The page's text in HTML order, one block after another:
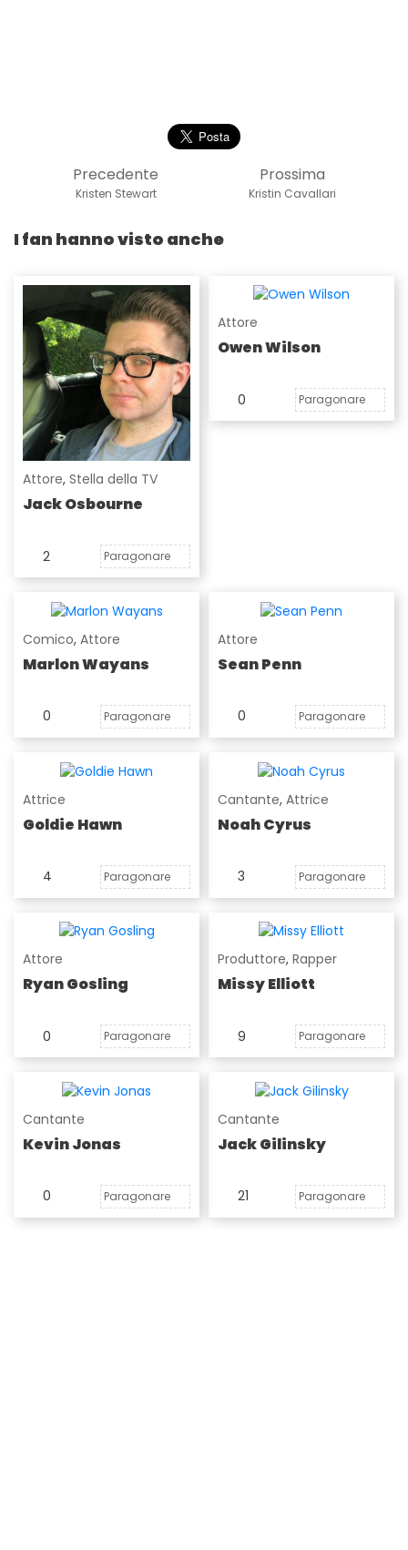
Prossima
Kristin Cavallari
Precedente
Kristen Stewart
I fan hanno visto anche
Attore, Stella della TV
Jack Osbourne
2 Paragonare
Attore
Owen Wilson
0 Paragonare
Comico, Attore
Marlon Wayans
0 Paragonare
Attore
Sean Penn
0 Paragonare
Attrice
Goldie Hawn
4 Paragonare
Cantante, Attrice
Noah Cyrus
3 Paragonare
Attore
Ryan Gosling
0 Paragonare
Produttore, Rapper
Missy Elliott
9 Paragonare
Cantante
Kevin Jonas
0 Paragonare
Cantante
Jack Gilinsky
21 Paragonare